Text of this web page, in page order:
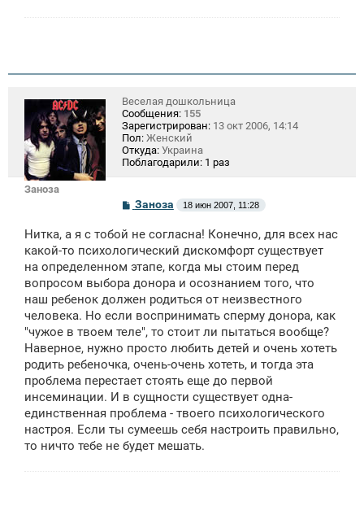
Заноза
Веселая дошкольница
Сообщения: 155
Зарегистрирован: 13 окт 2006, 14:14
Пол: Женский
Откуда: Украина
Поблагодарили: 1 раз
С
о
б
щ
н
и
Заноза 18 июн 2007, 11:28
Нитка, а я с тобой не согласна! Конечно, для всех нас
какой-то психологический дискомфорт существует
на определенном этапе, когда мы стоим перед
вопросом выбора донора и осознанием того, что
наш ребенок должен родиться от неизвестного
человека. Но если воспринимать сперму донора, как
"чужое в твоем теле", то стоит ли пытаться вообще?
Наверное, нужно просто любить детей и очень хотеть
родить ребеночка, очень-очень хотеть, и тогда эта
проблема перестает стоять еще до первой
инсеминации. И в сущности существует одна-
единственная проблема - твоего психологического
настроя. Если ты сумеешь себя настроить правильно,
то ничто тебе не будет мешать.